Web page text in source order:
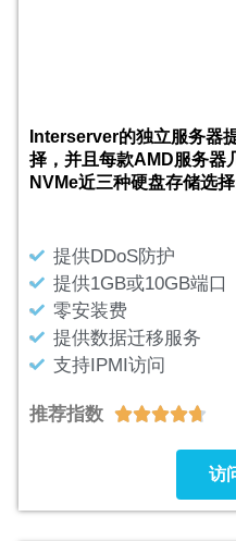
Interserver的独立服务器
择，并且每款AMD服务器
NVMe近三种硬盘存储选择
提供DDoS防护
提供1GB或10GB端口
零安装费
提供数据迁移服务
支持IPMI访问
推荐指数 
访